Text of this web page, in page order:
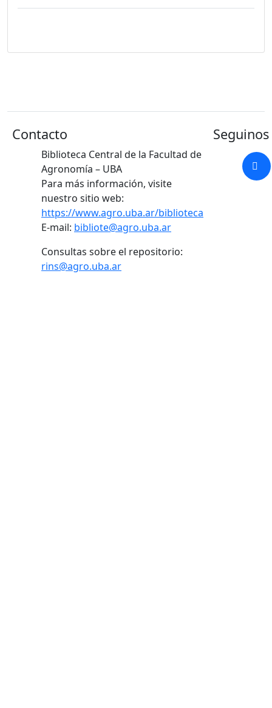
Contacto
Biblioteca Central de la Facultad de
Agronomía – UBA
Para más información, visite
nuestro sitio web:
https://www.agro.uba.ar/biblioteca
E-mail: bibliote@agro.uba.ar
Consultas sobre el repositorio:
rins@agro.uba.ar